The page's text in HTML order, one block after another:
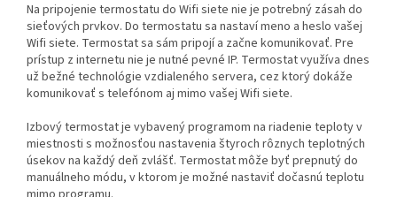
Na pripojenie termostatu do Wifi siete nie je potrebný zásah do
sieťových prvkov. Do termostatu sa nastaví meno a heslo vašej
Wifi siete. Termostat sa sám pripojí a začne komunikovať. Pre
prístup z internetu nie je nutné pevné IP. Termostat využíva dnes
už bežné technológie vzdialeného servera, cez ktorý dokáže
komunikovať s telefónom aj mimo vašej Wifi siete.
Izbový termostat je vybavený programom na riadenie teploty v
miestnosti s možnosťou nastavenia štyroch rôznych teplotných
úsekov na každý deň zvlášť. Termostat môže byť prepnutý do
manuálneho módu, v ktorom je možné nastaviť dočasnú teplotu